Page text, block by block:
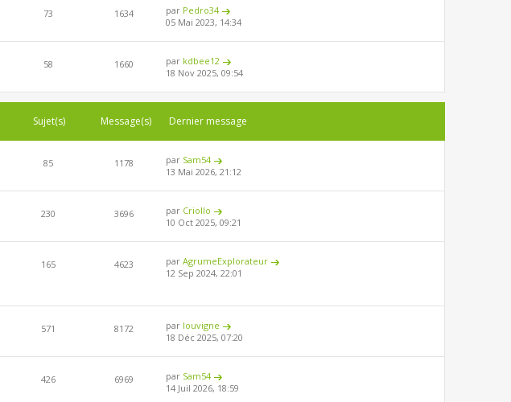
73 1634 par Pedro34
05 Mai 2023, 14:34
58 1660 par kdbee12
18 Nov 2025, 09:54
Sujet(s) Message(s) Dernier message
85 1178 par Sam54
13 Mai 2026, 21:12
230 3696 par Criollo
10 Oct 2025, 09:21
165 4623 parAgrumeExplorateur
12 Sep 2024, 22:01
571 8172 par louvigne
18 Déc 2025, 07:20
426 6969 par Sam54
14 Juil 2026, 18:59